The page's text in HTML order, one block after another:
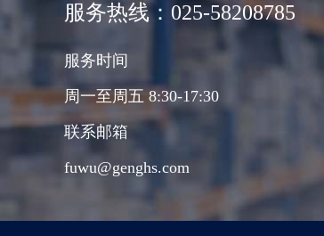
服务热线：025-58208785
服务时间
周一至周五 8:30-17:30
联系邮箱
fuwu@genghs.com